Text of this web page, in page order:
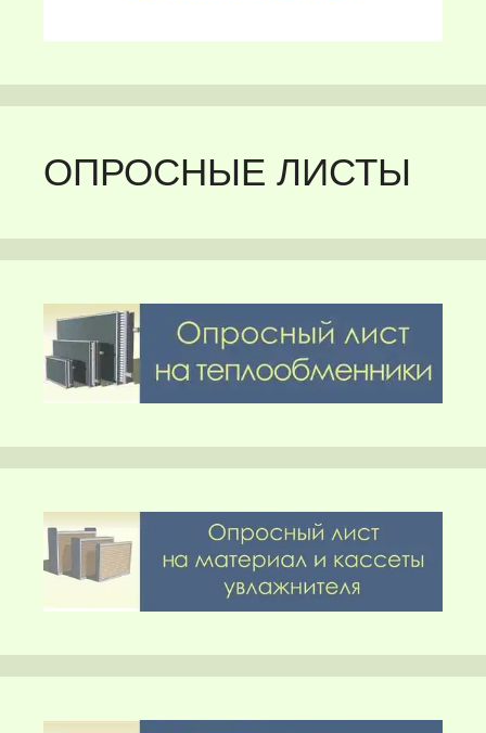
ОПРОСНЫЕ ЛИСТЫ